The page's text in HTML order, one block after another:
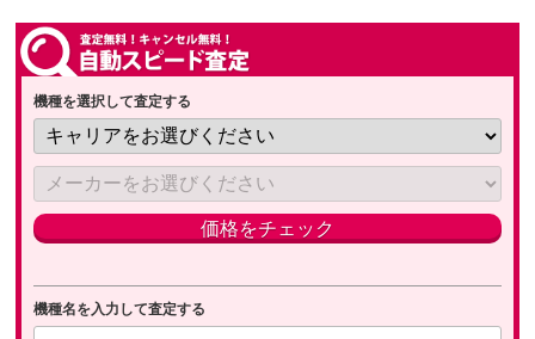
機種を選択して査定する
機種名を入力して査定する